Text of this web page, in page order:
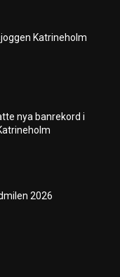
Katrineholm
nya banrekord i
2026